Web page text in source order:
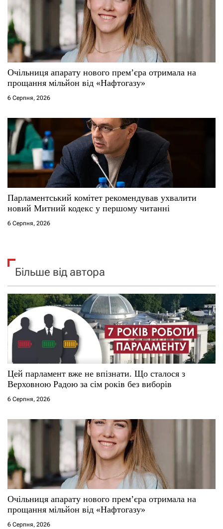
Очільниця апарату нового прем’єра отримала на
прощання мільйон від «Нафтогазу»
6 Серпня, 2026
Парламентський комітет рекомендував ухвалити
новий Митний кодекс у першому читанні
6 Серпня, 2026
Більше від автора
Цей парламент вже не впізнати. Що сталося з
Верховною Радою за сім років без виборів
6 Серпня, 2026
Очільниця апарату нового прем’єра отримала на
прощання мільйон від «Нафтогазу»
6 Серпня, 2026